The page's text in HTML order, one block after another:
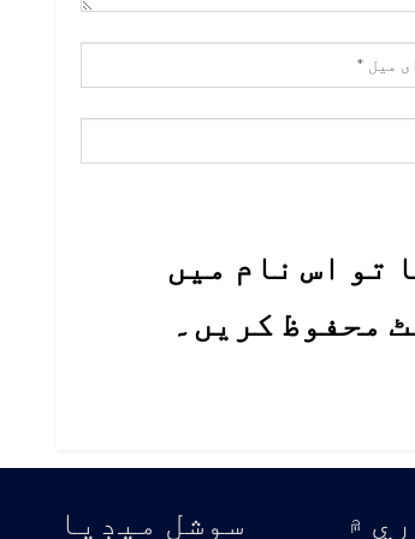
تو اس نام میں
محفوظ کریں۔
۾ سوشل ميڊيا